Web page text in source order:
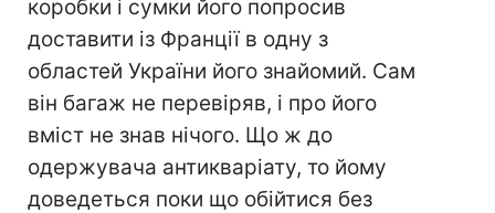
коробки і сумки його попросив
доставити iз Франції в одну з
областей України його знайомий. Сам
він багаж не перевіряв, і про його
вміст не знав нічого. Що ж до
одержувача антикваріату, то йому
доведеться поки що обійтися без